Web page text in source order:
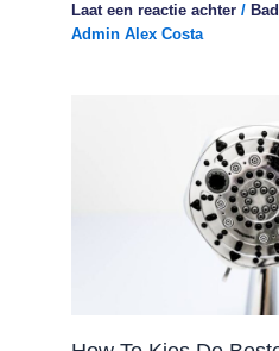
Laat een reactie achter /
Admin Alex Costa